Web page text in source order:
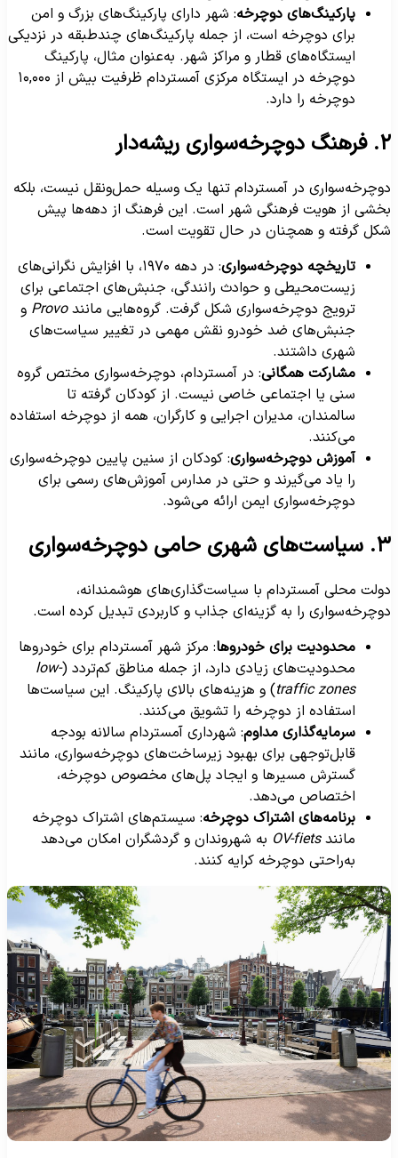
پارکینگ‌های دوچرخه: شهر دارای پارکینگ‌های بزرگ و امن
برای دوچرخه است، از جمله پارکینگ‌های چندطبقه در نزدیکی
ایستگاه‌های قطار و مراکز شهر. به‌عنوان مثال، پارکینگ
دوچرخه در ایستگاه مرکزی آمستردام ظرفیت بیش از ۱۰,۰۰۰
دوچرخه را دارد.
ریشه‌دار
در آمستردام تنها یک وسیله حمل‌ونقل نیست، بلکه
از هویت فرهنگی شهر است. این فرهنگ از دهه‌ها پیش
گرفته و همچنان در حال تقویت است.
تاریخچه دوچرخه‌سواری
: در دهه ۱۹۷۰، با افزایش نگرانی‌های
زیست‌محیطی و حوادث رانندگی، جنبش‌های اجتماعی برای
ترویج دوچرخه‌سواری شکل گرفت. گروه‌هایی مانندProvoو
جنبش‌های ضد خودرو نقش مهمی در تغییر سیاست‌های
شهری داشتند.
مشارکت همگانی: در آمستردام، دوچرخه‌سواری مختص گروه
سنی یا اجتماعی خاصی نیست. از کودکان گرفته تا
سالمندان، مدیران اجرایی و کارگران، همه از دوچرخه استفاده
می‌کنند.
آموزش دوچرخه‌سواری: کودکان از سنین پایین دوچرخه‌سواری
را یاد می‌گیرند و حتی در مدارس آموزش‌های رسمی برای
دوچرخه‌سواری ایمن ارائه می‌شود.
دوچرخه‌سواری
محلی آمستردام با سیاست‌گذاری‌های هوشمندانه،
را به گزینه‌ای جذاب و کاربردی تبدیل کرده است.
محدودیت برای خودروها: مرکز شهر آمستردام برای خودروها
محدودیت‌های زیادی دارد، از جمله مناطق کم‌تردد ( low-
traffic zones) و هزینه‌های بالای پارکینگ. این سیاست‌ها
استفاده از دوچرخه را تشویق می‌کنند.
سرمایه‌گذاری مداوم: شهرداری آمستردام سالانه بودجه
قابل‌توجهی برای بهبود زیرساخت‌های دوچرخه‌سواری، مانند
گسترش مسیرها و ایجاد پل‌های مخصوص دوچرخه،
اختصاص می‌دهد.
برنامه‌های اشتراک دوچرخه: سیستم‌های اشتراک دوچرخه
مانندOV-fietsبه شهروندان و گردشگران امکان می‌دهد
به‌راحتی دوچرخه کرایه کنند.